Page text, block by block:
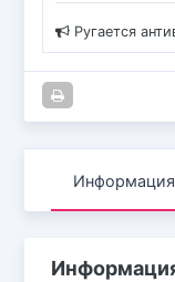
Ругается